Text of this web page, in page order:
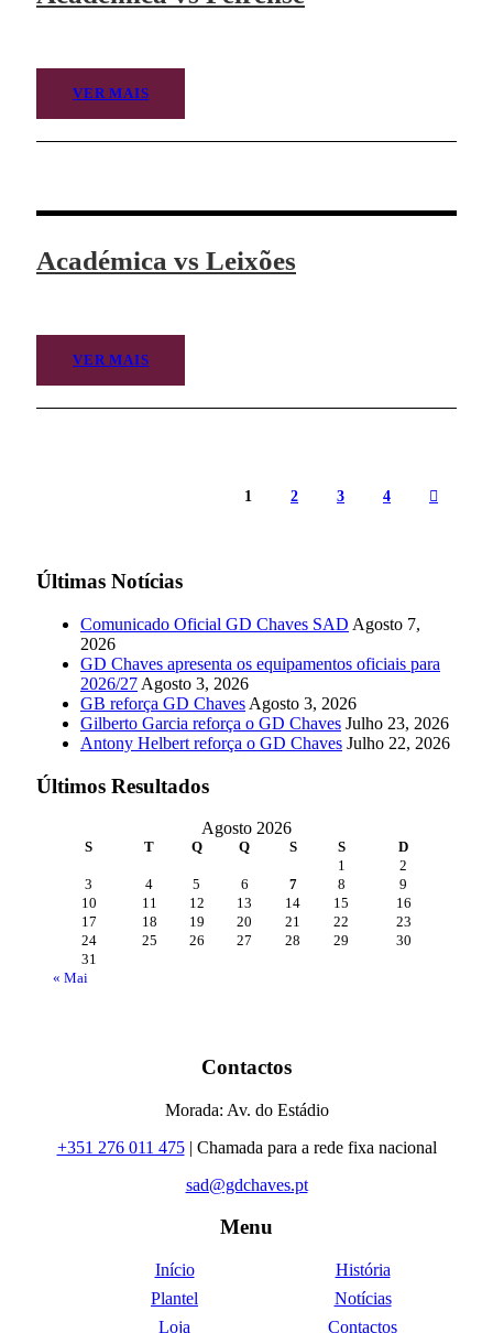
VER MAIS
Académica vs Leixões
VER MAIS
1 2 3 4
Últimas Notícias
Comunicado Oficial GD Chaves SAD Agosto 7,
2026
GD Chaves apresenta os equipamentos oficiais para
2026/27 Agosto 3, 2026
GB reforça GD Chaves Agosto 3, 2026
Gilberto Garcia reforça o GD Chaves Julho 23, 2026
Antony Helbert reforça o GD Chaves Julho 22, 2026
Últimos Resultados
Agosto 2026
S T Q Q S S D
« Mai
1
2
3
4 5 6 7 8
9
10
11 12 13 14 15
16
17
18 19 20 21 22
23
24
25 26 27 28 29
30
31
Contactos
Morada: Av. do Estádio
+351 276 011 475| Chamada para a rede fixa nacional
sad@gdchaves.pt
Menu
Início
História
Plantel
Notícias
Loja
Contactos